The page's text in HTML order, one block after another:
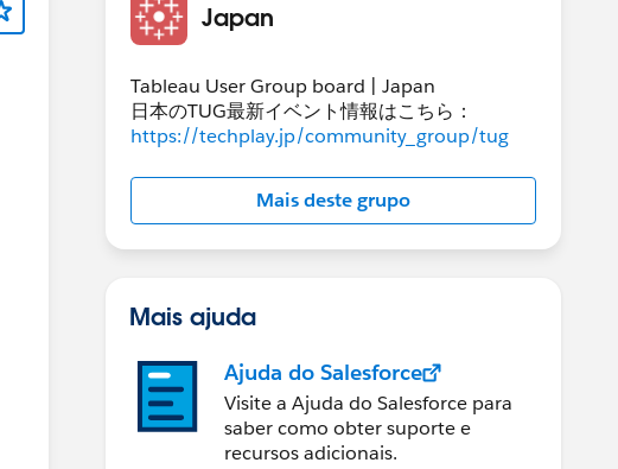
Japan
Tableau User Group board | Japan
日本のTUG最新イベント情報はこちら：
https://techplay.jp/community_group/tug
Mais deste grupo
Mais ajuda
Ajuda do Salesforce
Visite a Ajuda do Salesforce para
saber como obter suporte e
recursos adicionais.